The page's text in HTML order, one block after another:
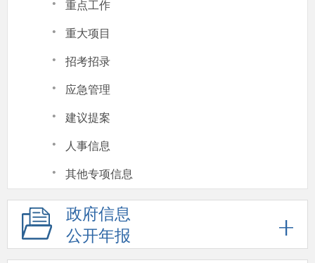
重点工作
· 重大项目
· 招考招录
· 应急管理
· 建议提案
· 人事信息
· 其他专项信息
政府信息
公开年报